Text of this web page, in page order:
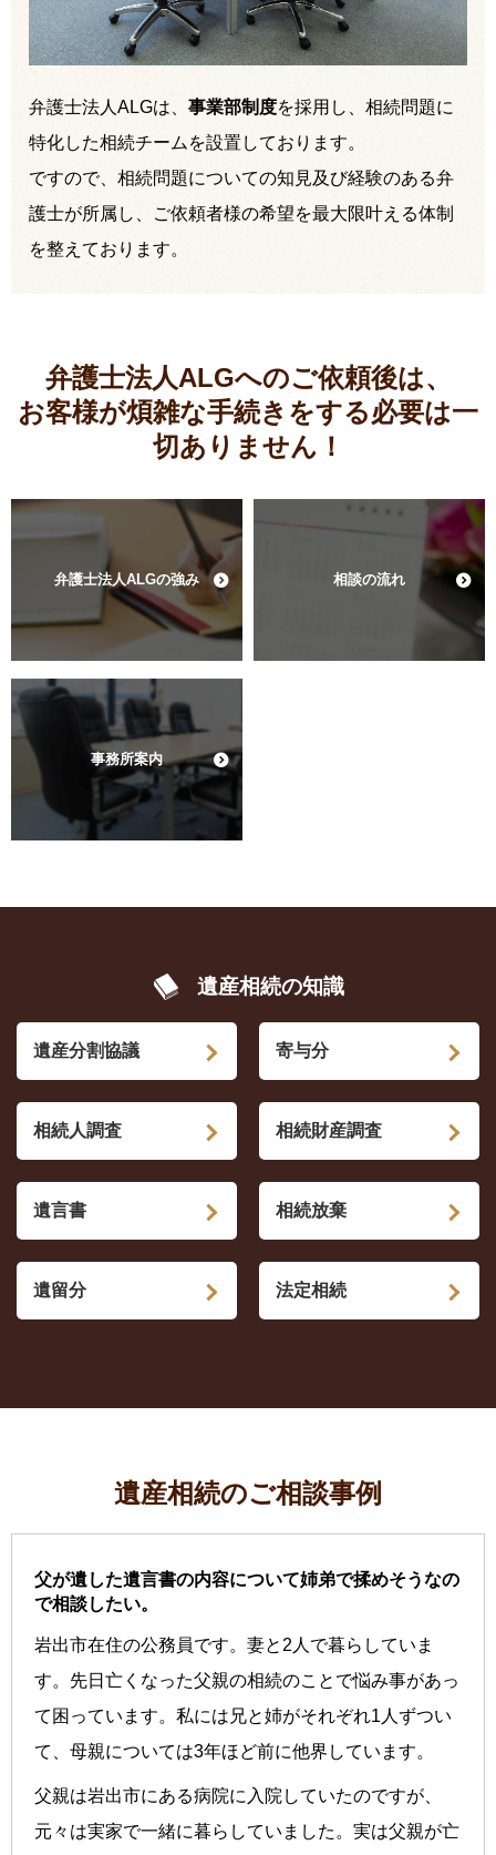
弁護士法人ALGは、 事業部制度を採用し、相続問題に
特化した相続チームを設置しております。
ですので、相続問題についての知見及び経験のある弁
護士が所属し、ご依頼者様の希望を最大限叶える体制
を整えております。
弁護士法人ALGへのご依頼後は、
お客様が煩雑な手続きをする必要は一
切ありません！
弁護士法人ALGの強み 相談の流れ
事務所案内
遺産相続の知識
遺産分割協議 寄与分
相続人調査 相続財産調査
遺言書 相続放棄
遺留分 法定相続
遺産相続のご相談事例
父が遺した遺言書の内容について姉弟で揉めそうなの
で相談したい。
岩出市在住の公務員です。妻と2人で暮らしていま
す。先日亡くなった父親の相続のことで悩み事があっ
て困っています。私には兄と姉がそれぞれ1人ずつい
て、母親については3年ほど前に他界しています。
父親は岩出市にある病院に入院していたのですが、
元々は実家で一緒に暮らしていました。実は父親が亡